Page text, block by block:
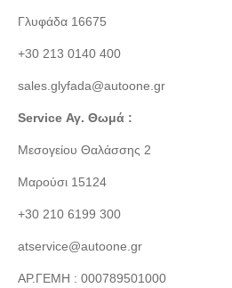
Γλυφάδα 16675
+30 213 0140 400
sales.glyfada@autoone.gr
Service Αγ. Θωμά :
Μεσογείου Θαλάσσης 2
Μαρούσι 15124
+30 210 6199 300
atservice@autoone.gr
ΑΡ.ΓΕΜΗ : 000789501000